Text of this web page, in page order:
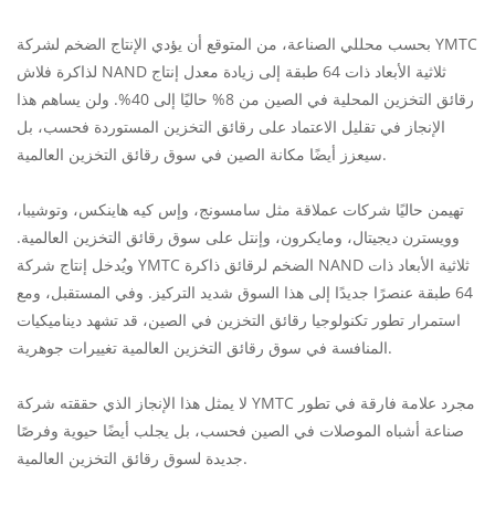
بحسب محللي الصناعة، من المتوقع أن يؤدي الإنتاج الضخم لشركة YMTC
لذاكرة فلاش NAND ثلاثية الأبعاد ذات 64 طبقة إلى زيادة معدل إنتاج
رقائق التخزين المحلية في الصين من 8% حاليًا إلى 40%. ولن يساهم هذا
الإنجاز في تقليل الاعتماد على رقائق التخزين المستوردة فحسب، بل
سيعزز أيضًا مكانة الصين في سوق رقائق التخزين العالمية.
تهيمن حاليًا شركات عملاقة مثل سامسونج، وإس كيه هاينكس، وتوشيبا،
وويسترن ديجيتال، ومايكرون، وإنتل على سوق رقائق التخزين العالمية.
ويُدخل إنتاج شركة YMTC الضخم لرقائق ذاكرة NAND ثلاثية الأبعاد ذات
64 طبقة عنصرًا جديدًا إلى هذا السوق شديد التركيز. وفي المستقبل، ومع
استمرار تطور تكنولوجيا رقائق التخزين في الصين، قد تشهد ديناميكيات
المنافسة في سوق رقائق التخزين العالمية تغييرات جوهرية.
لا يمثل هذا الإنجاز الذي حققته شركة YMTC مجرد علامة فارقة في تطور
صناعة أشباه الموصلات في الصين فحسب، بل يجلب أيضًا حيوية وفرصًا
جديدة لسوق رقائق التخزين العالمية.